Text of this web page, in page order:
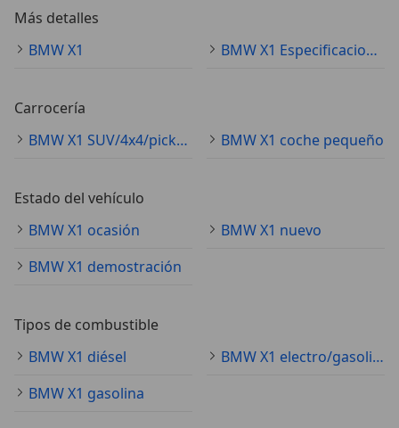
Más detalles
BMW X1
BMW X1 Especificaciones técnicas
Carrocería
BMW X1 SUV/4x4/pickup
BMW X1 coche pequeño
Estado del vehículo
BMW X1 ocasión
BMW X1 nuevo
BMW X1 demostración
Tipos de combustible
BMW X1 diésel
BMW X1 electro/gasolina
BMW X1 gasolina